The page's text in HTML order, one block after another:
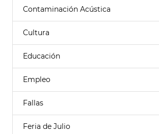
Contaminación Acústica
Cultura
Educación
Empleo
Fallas
Feria de Julio